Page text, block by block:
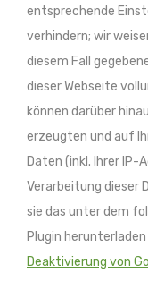
entsprechende
verhindern; wir
diesem Fall
dieser Webseite
können darüber
erzeugten und auf
Daten (inkl. Ihrer IP-
Verarbeitung dieser
sie das unter dem
Plugin
Deaktivierung von